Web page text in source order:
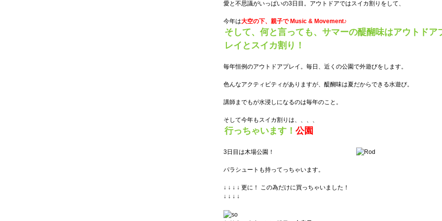
愛と不思議がいっぱいの3日目。アウトドアではスイカ割りをして、
今年は大空の下、親子で Music & Movement♪
そして、何と言っても、サマーの醍醐味はアウトドア
レイとスイカ割り！
毎年恒例のアウトドアプレイ。毎日、近くの公園で外遊びをします。
色んなアクティビティがありますが、醍醐味は夏だからできる水遊び。
講師までもが水浸しになるのは毎年のこと。
そして今年もスイカ割りは、、、、
行っちゃいます！ 公園
3日目は木場公園！
パラシュートも持ってっちゃいます。
↓ ↓ ↓ ↓ 更に！ この為だけに買っちゃいました！
↓ ↓ ↓ ↓